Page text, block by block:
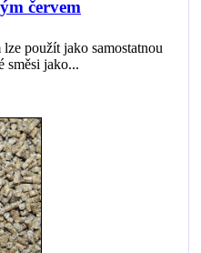
červem
použít jako samostatnou
směsi jako...